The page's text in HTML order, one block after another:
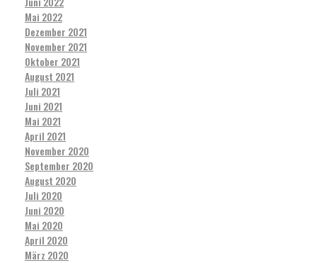
Mai 2022
Dezember 2021
November 2021
Oktober 2021
August 2021
Juli 2021
Juni 2021
Mai 2021
April 2021
November 2020
September 2020
August 2020
Juli 2020
Juni 2020
Mai 2020
April 2020
März 2020